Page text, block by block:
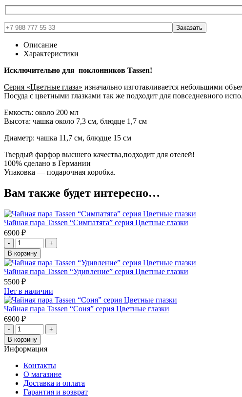
Описание
Характеристики
Исключительно для поклонников Tassen!
Серия «Цветные глаза» изначально изготавливается небольшими
Посуда с цветными глазками так же подходит для повседневного
Емкость: около 200 мл
Высота: чашка около 7,3 см, блюдце 1,7 см
Диаметр: чашка 11,7 см, блюдце 15 см
Твердый фарфор высшего качества,подходит для отелей!
100% сделано в Германии
Упаковка — подарочная коробка.
Вам также будет интересно…
Чайная пара Tassen “Симпатяга” серия Цветные глазки
6900 ₽
-
+
В корзину
Чайная пара Tassen “Удивление” серия Цветные глазки
5500 ₽
Нет в наличии
Чайная пара Tassen “Соня” серия Цветные глазки
6900 ₽
-
+
В корзину
Информация
Контакты
О магазине
Доставка и оплата
Гарантия и возврат